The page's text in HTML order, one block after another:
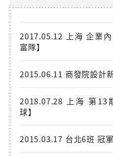
2017.05.12 上海 企業
富隊】
2015.06.11 商發院設計
2018.07.28 上海 第13
球】
2015.03.17 台北6班 冠